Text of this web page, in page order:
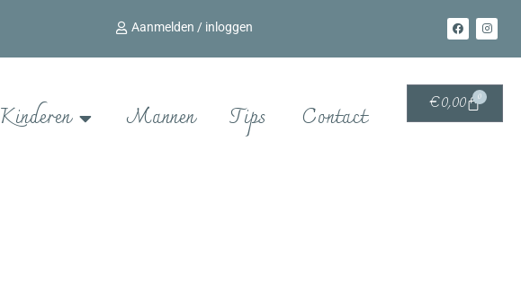
Aanmelden / inloggen
Kinderen Mannen Tips Contact €0,00 0